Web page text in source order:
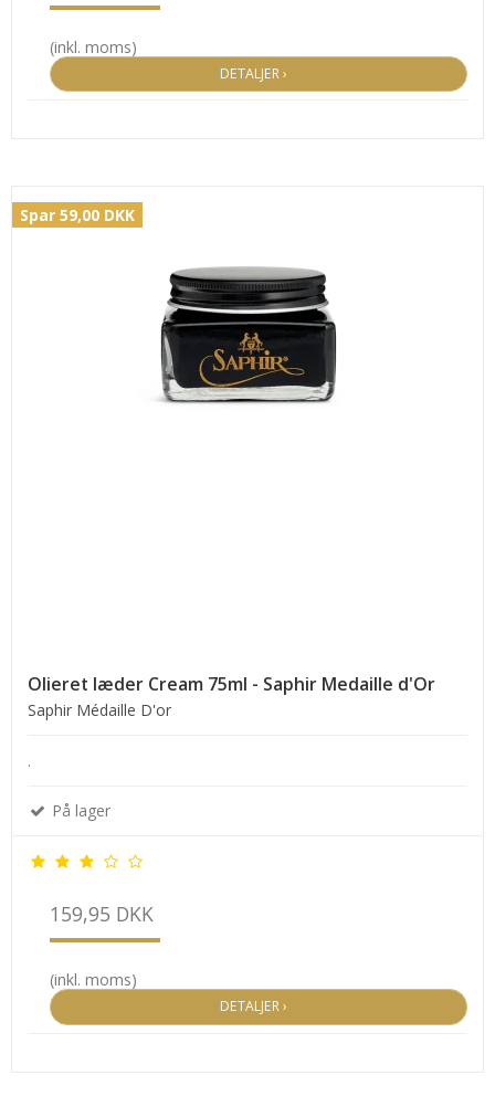
(inkl. moms)
DETALJER ›
Spar 59,00 DKK
Olieret læder Cream 75ml - Saphir Medaille d'Or
Saphir Médaille D'or
.
På lager
159,95 DKK
(inkl. moms)
DETALJER ›